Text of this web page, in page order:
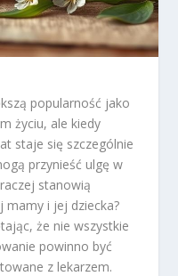
popularność jako
życiu, ale kiedy
staje się szczególnie
przynieść ulgę w
stanowią
mamy i jej dziecka?
że nie wszystkie
powinno być
z lekarzem.